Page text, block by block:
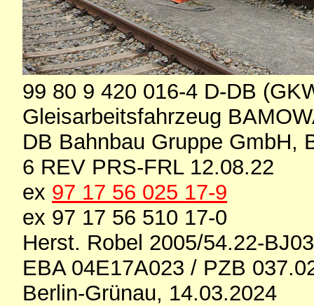
99 80 9 420 016-4 D-DB
Gleisarbeitsfahrzeug
DB Bahnbau Gruppe GmbH,
6 REV PRS-FRL 12.08.22
ex 97 17 56 025 17-9
ex 97 17 56 510 17-0
Herst. Robel 2005/54.22-
EBA 04E17A023 / PZB
Berlin-Grünau, 14.03.2024